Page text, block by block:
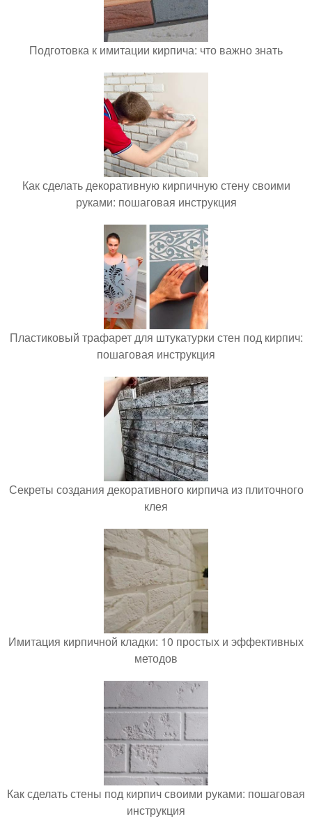
Подготовка к имитации кирпича: что важно знать
Как сделать декоративную кирпичную стену своими
руками: пошаговая инструкция
Пластиковый трафарет для штукатурки стен под кирпич:
пошаговая инструкция
Секреты создания декоративного кирпича из плиточного
клея
Имитация кирпичной кладки: 10 простых и эффективных
методов
Как сделать стены под кирпич своими руками: пошаговая
инструкция